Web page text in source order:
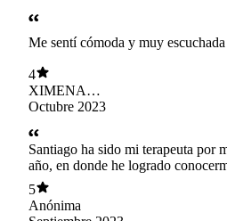
Me sentí cómoda y muy escuchada
4
XIMENA
JACQUELINE
BETANCOURT
Octubre 2023
Santiago ha sido mi terapeuta por
año, en donde he logrado
por qué me relaciono asi con el
me ha acompañado en varios
dolorosos de mi vida donde me ha
5
Anónima